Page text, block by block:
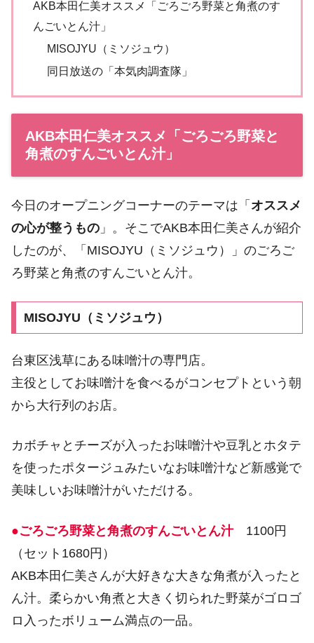
AKB本田仁美オススメ「ごろごろ野菜と角煮のす
んごいとん汁」
MISOJYU（ミソジュウ）
同日放送の「本気肉調査隊」
AKB本田仁美オススメ「ごろごろ野菜と
角煮のすんごいとん汁」
今日のオープニングコーナーのテーマは「 オススメ
の心が整うもの 」。そこでAKB本田仁美さんが紹介
したのが、「MISOJYU（ミソジュウ）」のごろご
ろ野菜と角煮のすんごいとん汁。
MISOJYU（ミソジュウ）
台東区浅草にある味噌汁の専門店。
主役としてお味噌汁を食べるがコンセプトという朝
から大行列のお店。
カボチャとチーズが入ったお味噌汁や豆乳とホタテ
を使ったポタージュみたいなお味噌汁など新感覚で
美味しいお味噌汁がいただける。
●ごろごろ野菜と角煮のすんごいとん汁1100円
（セット1680円）
AKB本田仁美さんが大好きな大きな角煮が入ったと
ん汁。柔らかい角煮と大きく切られた野菜がゴロゴ
ロ入ったボリューム満点の一品。